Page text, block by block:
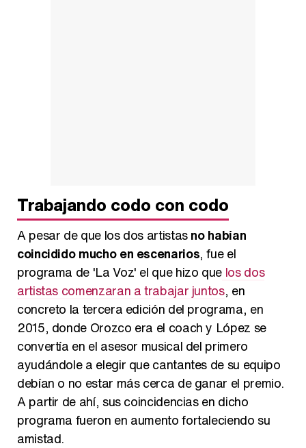
Trabajando codo con codo
A pesar de que los dos artistasno habían
coincidido mucho en escenarios, fue el
programa de 'La Voz' el que hizo que los dos
artistas comenzaran a trabajar juntos, en
concreto la tercera edición del programa, en
2015, donde Orozco era el coach y López se
convertía en el asesor musical del primero
ayudándole a elegir que cantantes de su equipo
debían o no estar más cerca de ganar el premio.
A partir de ahí, sus coincidencias en dicho
programa fueron en aumento fortaleciendo su
amistad.